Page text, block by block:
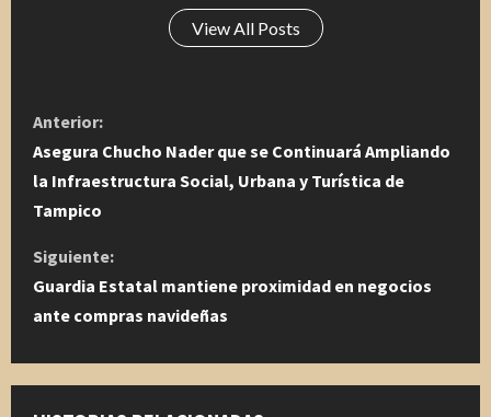
View All Posts
S
i
g
u
e
e
Anterior:
Asegura Chucho Nader que se Continuará Ampliando
la Infraestructura Social, Urbana y Turística de
Tampico
Siguiente:
Guardia Estatal mantiene proximidad en negocios
ante compras navideñas